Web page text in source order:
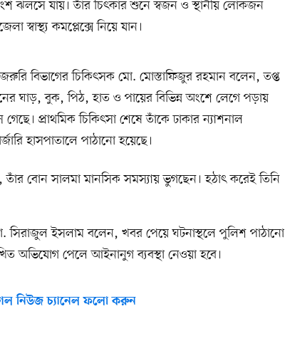
ঝলসে যায়। তাঁর চিৎকার শুনে স্বজন ও স্থানীয় লোকজন
স্বাস্থ্য কমপ্লেক্সে নিয়ে যান।
জরুরি বিভাগের চিকিৎসক মো. মোস্তাফিজুর রহমান বলেন, তপ্ত
ঘাড়, বুক, পিঠ, হাত ও পায়ের বিভিন্ন অংশে লেগে পড়ায়
প্রাথমিক চিকিৎসা শেষে তাঁকে ঢাকার ন্যাশনাল
হাসপাতালে পাঠানো হয়েছে।
তাঁর বোন সালমা মানসিক সমস্যায় ভুগছেন। হঠাৎ করেই তিনি
সিরাজুল ইসলাম বলেন, খবর পেয়ে ঘটনাস্থলে পুলিশ পাঠানো
অভিযোগ পেলে আইনানুগ ব্যবস্থা নেওয়া হবে।
নিউজ চ্যানেল ফলো করুন